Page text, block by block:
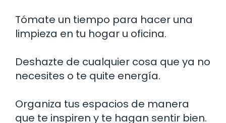
Tómate un tiempo para hacer una
limpieza en tu hogar u oficina.
Deshazte de cualquier cosa que ya no
necesites o te quite energía.
Organiza tus espacios de manera
que te inspiren y te hagan sentir bien.